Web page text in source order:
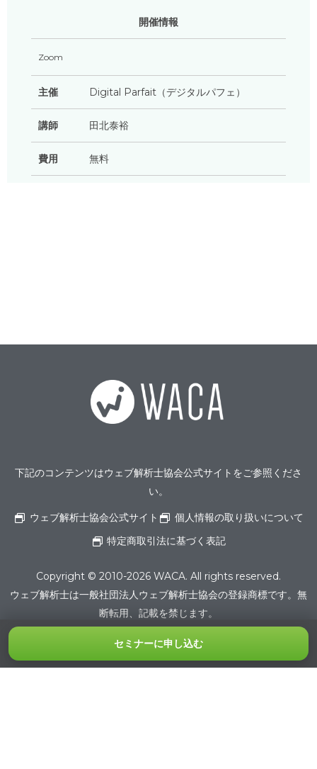
開催情報
Zoom
主催 Digital Parfait（デジタルパフェ）
講師 田北泰裕
費用 無料
下記のコンテンツはウェブ解析士協会公式サイトをご参照くださ
い。
ウェブ解析士協会公式サイト
個人情報の取り扱いについて
特定商取引法に基づく表記
Copyright © 2010-2026 WACA. All rights reserved.
ウェブ解析士は一般社団法人ウェブ解析士協会の登録商標です。無
断転用、記載を禁じます。
セミナーに申し込む